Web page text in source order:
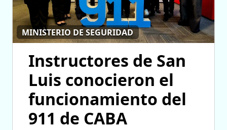
MINISTERIO DE SEGURIDAD
Instructores de San
Luis conocieron el
funcionamiento del
911 de CABA